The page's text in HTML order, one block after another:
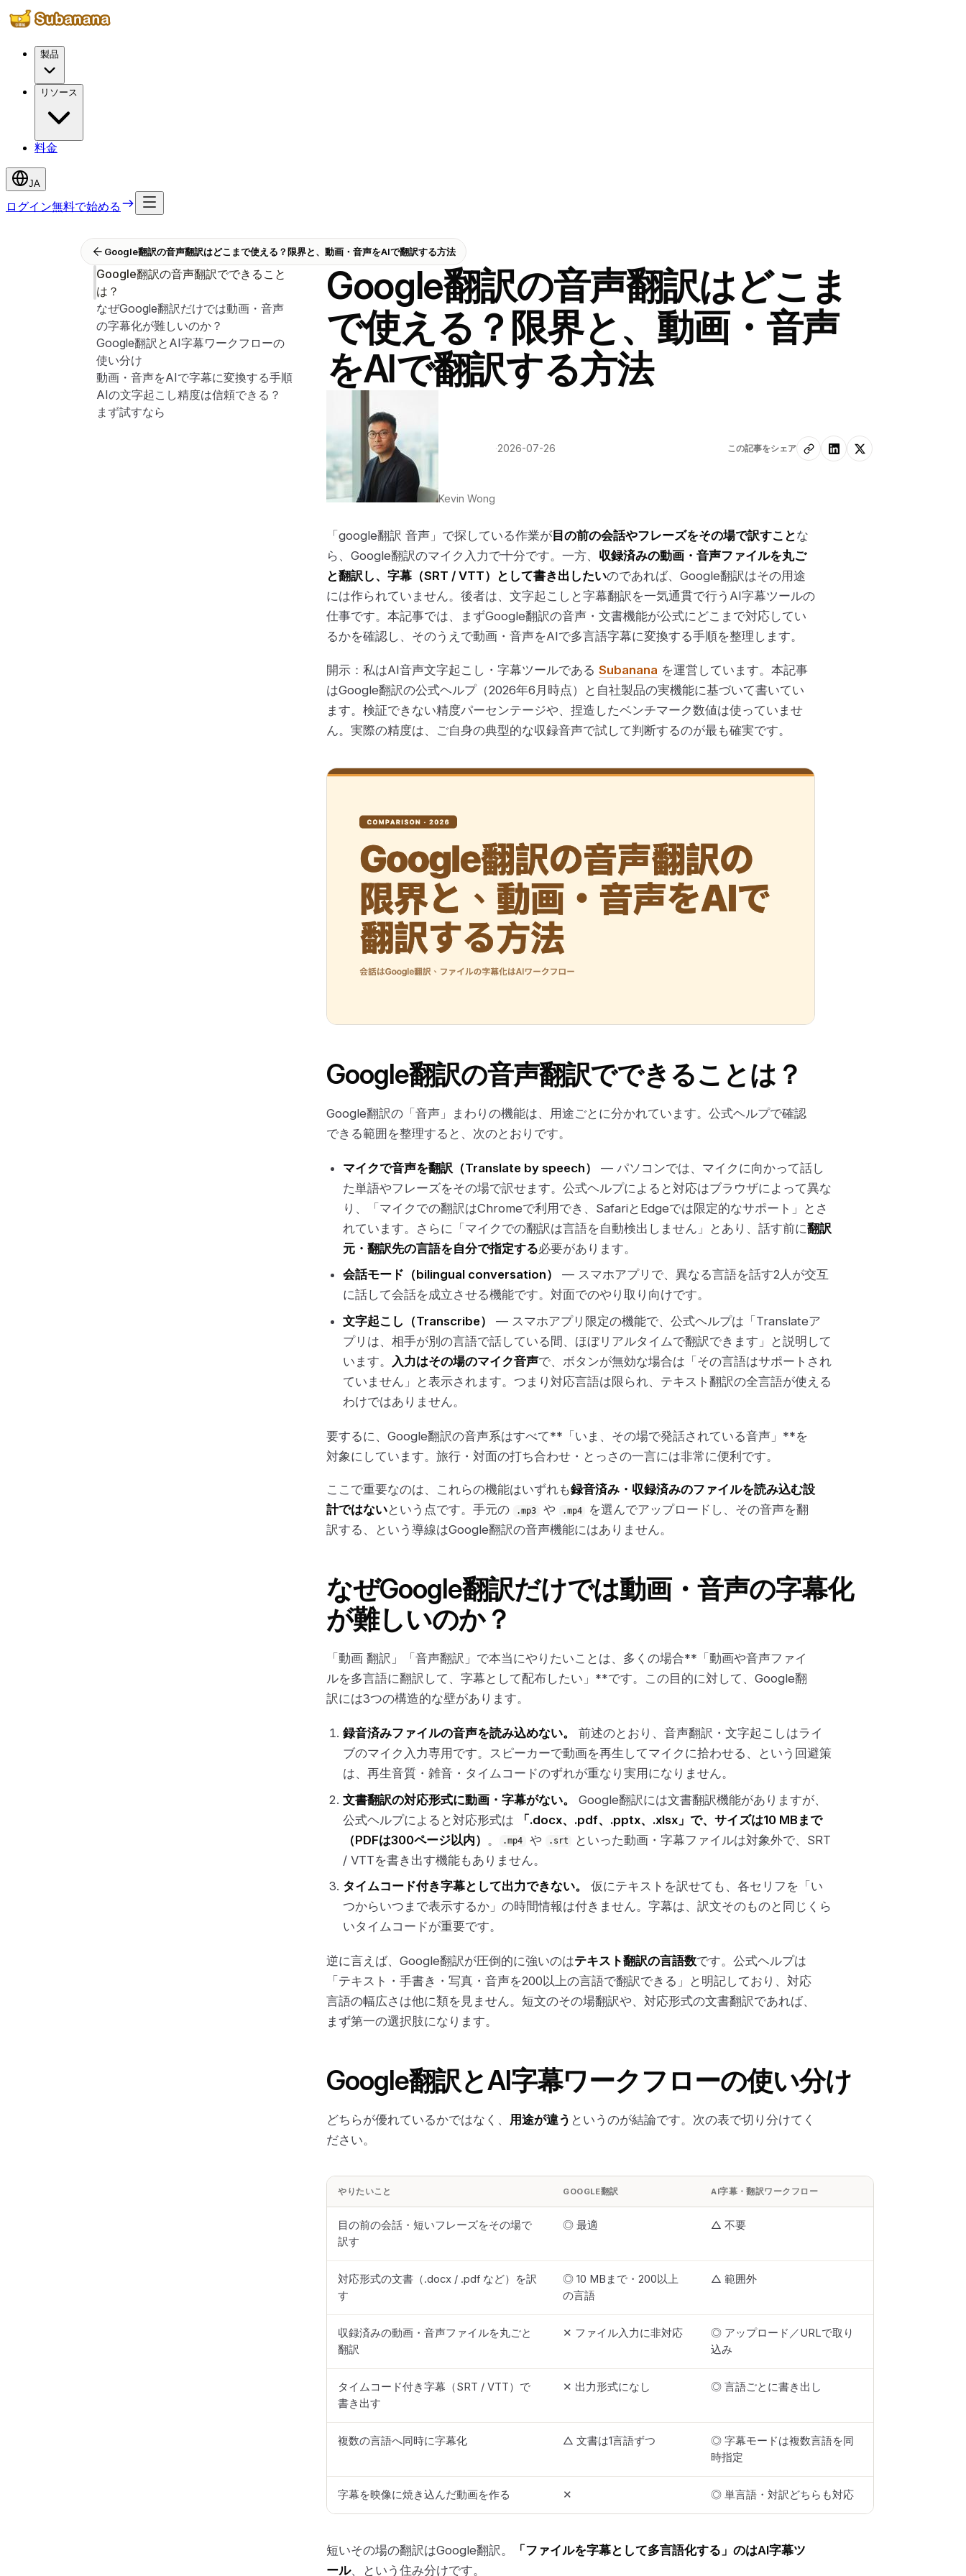
製品
リソース
料金
JA
ログイン無料で始める
Google翻訳の音声翻訳はどこまで使える？限界と、動画・音声をAIで翻訳する方法
Google翻訳の音声翻訳でできること
は？
なぜGoogle翻訳だけでは動画・音声
の字幕化が難しいのか？
Google翻訳とAI字幕ワークフローの
使い分け
動画・音声をAIで字幕に変換する手順
AIの文字起こし精度は信頼できる？
まず試すなら
Google翻訳の音声翻訳はどこま
で使える？限界と、動画・音声
をAIで翻訳する方法
Kevin Wong
·2026-07-26 この記事をシェア
「google翻訳 音声」で探している作業が 目の前の会話やフレーズをその場で訳すことな
ら、Google翻訳のマイク入力で十分です。一方、 収録済みの動画・音声ファイルを丸ご
と翻訳し、字幕（SRT / VTT）として書き出したいのであれば、Google翻訳はその用途
には作られていません。後者は、文字起こしと字幕翻訳を一気通貫で行うAI字幕ツールの
仕事です。本記事では、まずGoogle翻訳の音声・文書機能が公式にどこまで対応してい
るかを確認し、そのうえで動画・音声をAIで多言語字幕に変換する手順を整理します。
開示：私はAI音声文字起こし・字幕ツールである Subanana を運営しています。本記事
はGoogle翻訳の公式ヘルプ（2026年6月時点）と自社製品の実機能に基づいて書いてい
ます。検証できない精度パーセンテージや、捏造したベンチマーク数値は使っていませ
ん。実際の精度は、ご自身の典型的な収録音声で試して判断するのが最も確実です。
Google翻訳の音声翻訳でできることは？
Google翻訳の「音声」まわりの機能は、用途ごとに分かれています。公式ヘルプで確認
できる範囲を整理すると、次のとおりです。
マイクで音声を翻訳（Translate by speech）
— パソコンでは、マイクに向かって話し
た単語やフレーズをその場で訳せます。公式ヘルプによると対応はブラウザによって異な
り、「マイクでの翻訳はChromeで利用でき、SafariとEdgeでは限定的なサポート」とさ
れています。さらに「マイクでの翻訳は言語を自動検出しません」とあり、話す前に翻訳
元・翻訳先の言語を自分で指定する必要があります。
会話モード（bilingual conversation）
— スマホアプリで、異なる言語を話す2人が交互
に話して会話を成立させる機能です。対面でのやり取り向けです。
文字起こし（Transcribe）
— スマホアプリ限定の機能で、公式ヘルプは「Translateア
プリは、相手が別の言語で話している間、ほぼリアルタイムで翻訳できます」と説明して
います。 入力はその場のマイク音声で、ボタンが無効な場合は「その言語はサポートされ
ていません」と表示されます。つまり対応言語は限られ、テキスト翻訳の全言語が使える
わけではありません。
要するに、Google翻訳の音声系はすべて**「いま、その場で発話されている音声」**を
対象にしています。旅行・対面の打ち合わせ・とっさの一言には非常に便利です。
ここで重要なのは、これらの機能はいずれも録音済み・収録済みのファイルを読み込む設
計ではないという点です。手元の .mp3 や .mp4
を選んでアップロードし、その音声を翻
訳する、という導線はGoogle翻訳の音声機能にはありません。
なぜGoogle翻訳だけでは動画・音声の字幕化
が難しいのか？
「動画 翻訳」「音声翻訳」で本当にやりたいことは、多くの場合**「動画や音声ファイ
ルを多言語に翻訳して、字幕として配布したい」**です。この目的に対して、Google翻
訳には3つの構造的な壁があります。
録音済みファイルの音声を読み込めない。
前述のとおり、音声翻訳・文字起こしはライ
ブのマイク入力専用です。スピーカーで動画を再生してマイクに拾わせる、という回避策
は、再生音質・雑音・タイムコードのずれが重なり実用になりません。
文書翻訳の対応形式に動画・字幕がない。
Google翻訳には文書翻訳機能がありますが、
公式ヘルプによると対応形式は
「.docx、.pdf、.pptx、.xlsx」で、サイズは10 MBまで
（PDFは300ページ以内） 。 .mp4 や .srt
といった動画・字幕ファイルは対象外で、SRT
/ VTTを書き出す機能もありません。
タイムコード付き字幕として出力できない。
仮にテキストを訳せても、各セリフを「い
つからいつまで表示するか」の時間情報は付きません。字幕は、訳文そのものと同じくら
いタイムコードが重要です。
逆に言えば、Google翻訳が圧倒的に強いのはテキスト翻訳の言語数です。公式ヘルプは
「テキスト・手書き・写真・音声を200以上の言語で翻訳できる」と明記しており、対応
言語の幅広さは他に類を見ません。短文のその場翻訳や、対応形式の文書翻訳であれば、
まず第一の選択肢になります。
Google翻訳とAI字幕ワークフローの使い分け
どちらが優れているかではなく、 用途が違う というのが結論です。次の表で切り分けてく
ださい。
やりたいこと GOOGLE翻訳 AI字幕・翻訳ワークフロー
目の前の会話・短いフレーズをその場で
訳す
◎ 最適 △ 不要
対応形式の文書（.docx / .pdf など）を訳
す
◎ 10 MBまで・200以上
の言語
△ 範囲外
収録済みの動画・音声ファイルを丸ごと
翻訳
✕ ファイル入力に非対応
◎ アップロード／URLで取り
込み
タイムコード付き字幕（SRT / VTT）で
書き出す
✕ 出力形式になし ◎ 言語ごとに書き出し
複数の言語へ同時に字幕化 △ 文書は1言語ずつ
◎ 字幕モードは複数言語を同
時指定
字幕を映像に焼き込んだ動画を作る ✕ ◎ 単言語・対訳どちらも対応
短いその場の翻訳はGoogle翻訳。
「ファイルを字幕として多言語化する」のはAI字幕ツ
ール、という住み分けです。